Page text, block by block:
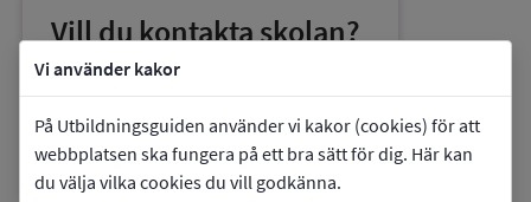
Vi använder kakor
På Utbildningsguiden använder vi kakor (cookies) för att
webbplatsen ska fungera på ett bra sätt för dig. Här kan
du välja vilka cookies du vill godkänna.
Vill du kontakta skolan?
phoneTelefon:090-165938
E-post: robacksskolan@umea.se
link Webbplats:Röbäcks skola